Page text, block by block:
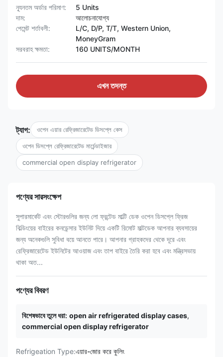
ন্যূনতম অর্ডার পরিমাণ:
5 Units
দাম:
আলোচনাযোগ্য
পেমেন্ট শর্তাবলী:
L/C, D/P, T/T, Western Union,
MoneyGram
সরবরাহ ক্ষমতা:
160 UNITS/MONTH
এখন তদন্ত
ট্যাগ: ওপেন এয়ার রেফ্রিজারেটেড ডিসপ্লে কেস
ওপেন ডিসপ্লে রেফ্রিজারেটেড মার্চেন্ডাইজার
commercial open display refrigerator
পণ্যের সারসংক্ষেপ
সুপারমার্কেট এবং স্টোরগুলির জন্য লো ফ্রন্টেড মাল্টি ডেক ওপেন ডিসপ্লে ফ্রিজ
বিল্ডিংয়ের বাইরের কনডেন্সার ইউনিট দিয়ে একটি রিমোট মাল্টডেক আপনার ব্যবসায়ের
জন্য অনেকগুলি সুবিধা বয়ে আনতে পারে। আপনার গ্রাহকদের থেকে দূরে এবং
রেফ্রিজারেটেড ইউনিটের আওয়াজ এবং তাপ বাইরে তৈরি করা হবে এবং মন্ত্রিসভায়
থাকা অত...
পণ্যের বিবরণ
বিশেষভাবে তুলে ধরা: open air refrigerated display cases,
commercial open display refrigerator
Refrigeation Type:এয়ার-জোর করে কুলিং